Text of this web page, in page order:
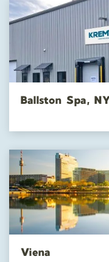
Ballston Spa,
Viena